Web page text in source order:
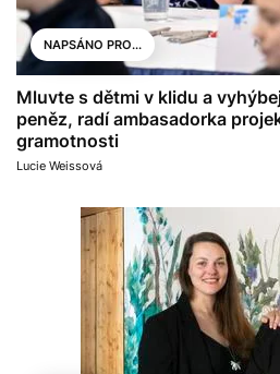
NAPSÁNO PRO...
Mluvte s dětmi v klidu a
peněz, radí ambasadorka
gramotnosti
Lucie Weissová